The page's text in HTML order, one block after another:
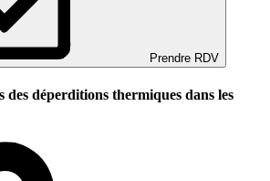
Prendre RDV
déperditions thermiques dans les